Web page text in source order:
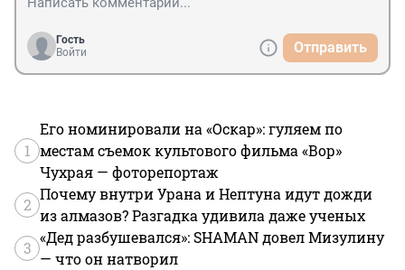
Гость
Войти
Отправить
1
Его номинировали на «Оскар»: гуляем по
местам съемок культового фильма «Вор»
Чухрая — фоторепортаж
2
Почему внутри Урана и Нептуна идут дожди
из алмазов? Разгадка удивила даже ученых
3
«Дед разбушевался»: SHAMAN довел Мизулину
— что он натворил